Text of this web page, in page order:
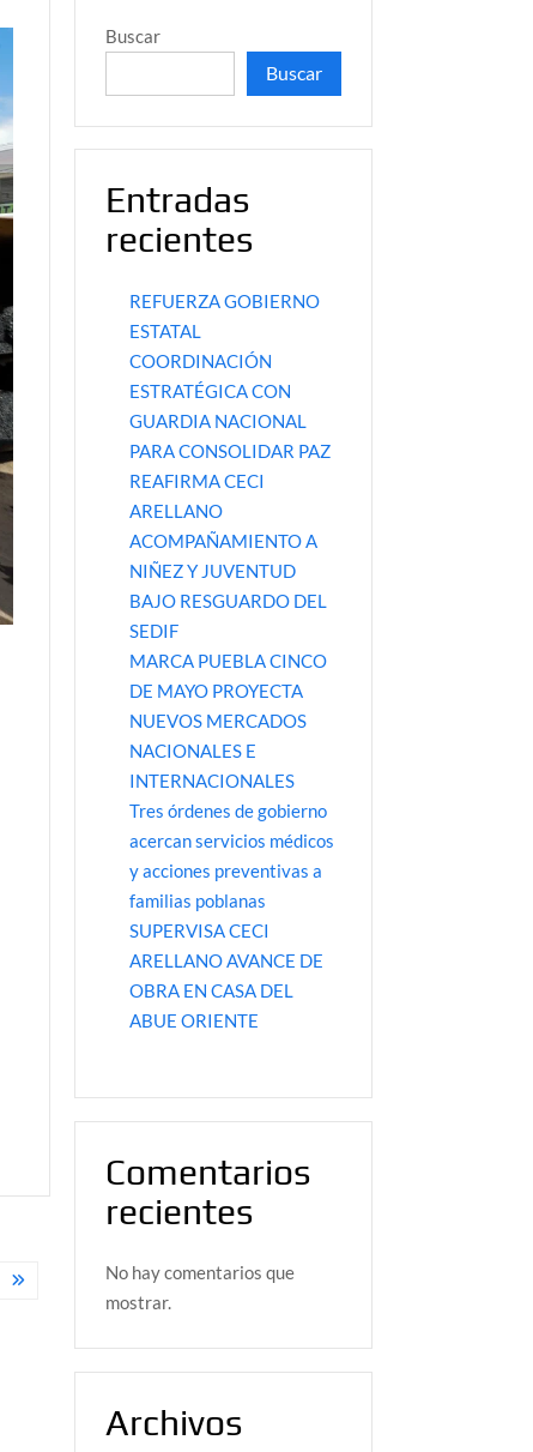
Buscar
Buscar
Entradas
recientes
REFUERZA GOBIERNO
ESTATAL
COORDINACIÓN
ESTRATÉGICA CON
GUARDIA NACIONAL
PARA CONSOLIDAR PAZ
REAFIRMA CECI
ARELLANO
ACOMPAÑAMIENTO A
NIÑEZ Y JUVENTUD
BAJO RESGUARDO DEL
SEDIF
MARCA PUEBLA CINCO
DE MAYO PROYECTA
NUEVOS MERCADOS
NACIONALES E
INTERNACIONALES
Tres órdenes de gobierno
acercan servicios médicos
y acciones preventivas a
familias poblanas
SUPERVISA CECI
ARELLANO AVANCE DE
OBRA EN CASA DEL
ABUE ORIENTE
Comentarios
recientes
No hay comentarios que
mostrar.
Archivos